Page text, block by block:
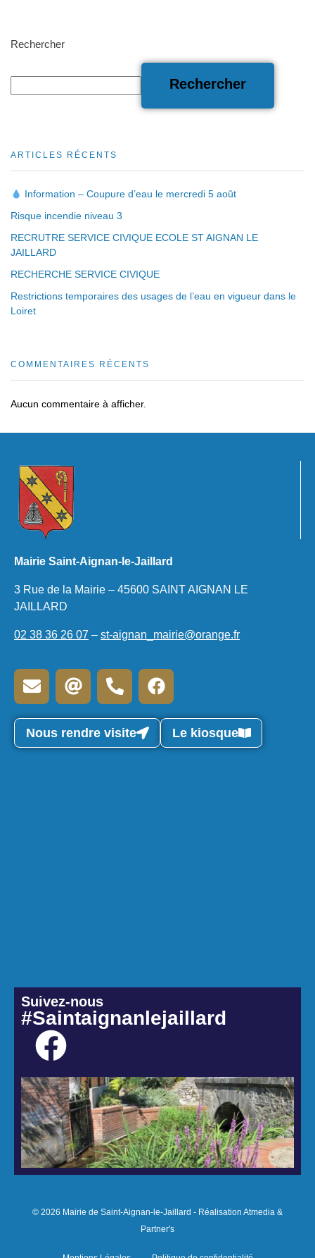
Rechercher
Rechercher
ARTICLES RÉCENTS
Information – Coupure d’eau le mercredi 5 août
Risque incendie niveau 3
RECRUTRE SERVICE CIVIQUE ECOLE ST AIGNAN LE
JAILLARD
RECHERCHE SERVICE CIVIQUE
Restrictions temporaires des usages de l’eau en vigueur dans le
Loiret
COMMENTAIRES RÉCENTS
Aucun commentaire à afficher.
Mairie Saint-Aignan-le-Jaillard
3 Rue de la Mairie – 45600 SAINT AIGNAN LE
JAILLARD
02 38 36 26 07 – st-aignan_mairie@orange.fr
Nous rendre visite Le kiosque
Suivez-nous
#Saintaignanlejaillard
© 2026 Mairie de Saint-Aignan-le-Jaillard - Réalisation Atmedia &
Partner's